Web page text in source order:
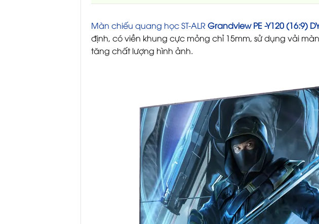
Màn chiếu quang học ST-ALR Grandview PE -Y120 (16:9)
định, có viền khung cực mỏng chỉ 15mm, sử dụng vải
tăng chất lượng hình ảnh.